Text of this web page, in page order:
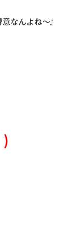
なんよね～』